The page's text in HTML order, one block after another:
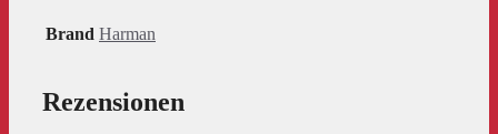
Brand Harman
Rezensionen